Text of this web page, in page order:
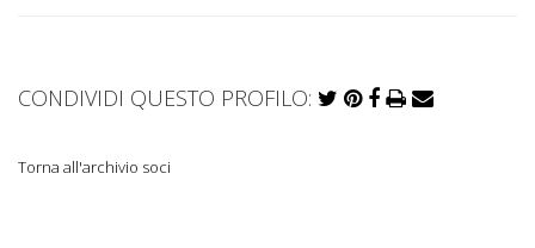
CONDIVIDI QUESTO PROFILO:
Torna all'archivio soci